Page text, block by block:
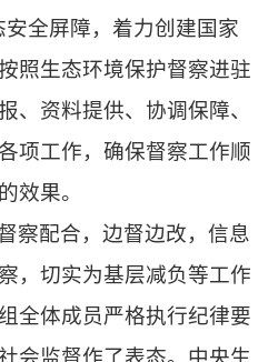
全屏障，着力创建国家
照生态环境保护督察进驻
、资料提供、协调保障、
项工作，确保督察工作顺
效果。
察配合，边督边改，信息
，切实为基层减负等工作
全体成员严格执行纪律要
会监督作了表态。中央生